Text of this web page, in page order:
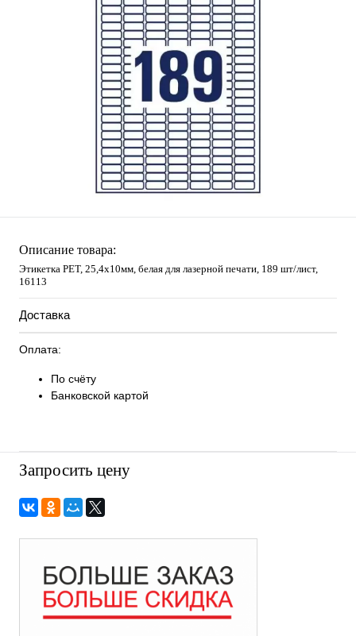
Описание товара:
Этикетка PET, 25,4х10мм, белая для лазерной печати, 189 шт/лист,
16113
Доставка
Оплата:
По счёту
Банковской картой
Запросить цену